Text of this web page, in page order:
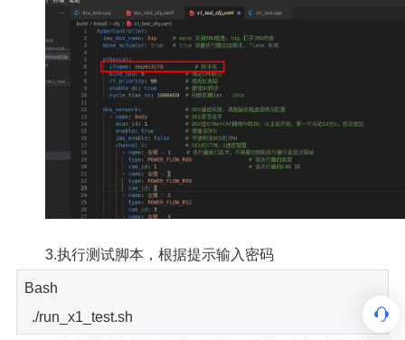
3.执行测试脚本，根据提示输入密码
Bash
./run_x1_test.sh